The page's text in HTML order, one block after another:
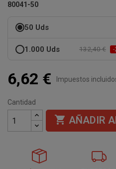
80041-50
50 Uds
1.000 Uds 132,40 € -
6,62 € Impuestos
Cantidad
 AÑADIR